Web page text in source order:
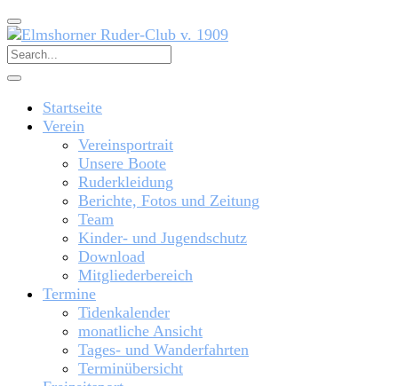
Startseite
Verein
Vereinsportrait
Unsere Boote
Ruderkleidung
Berichte, Fotos und Zeitung
Team
Kinder- und Jugendschutz
Download
Mitgliederbereich
Termine
Tidenkalender
monatliche Ansicht
Tages- und Wanderfahrten
Terminübersicht